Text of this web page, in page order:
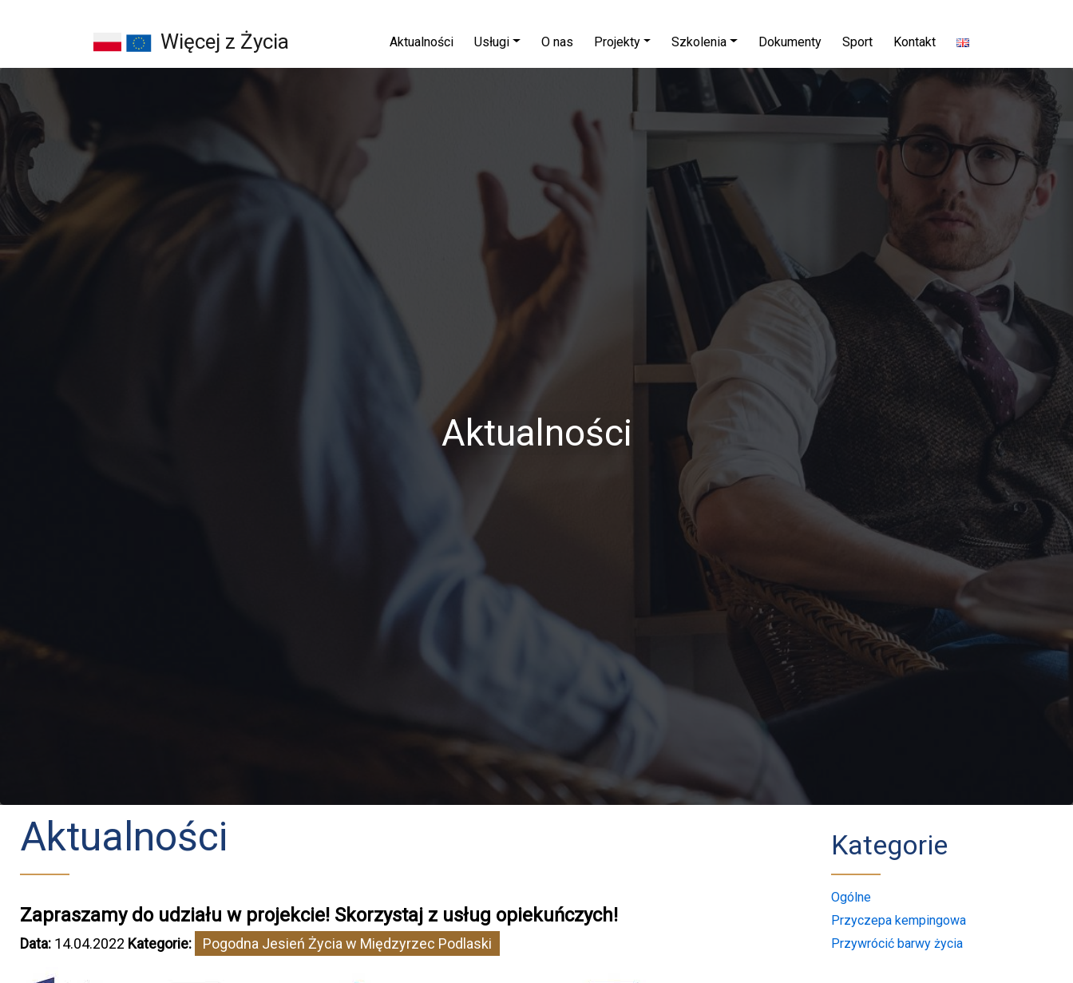
Więcej z Życia Aktualności Usługi O nas Projekty Szkolenia Dokumenty Sport Kontakt
Aktualności
Aktualności
Zapraszamy do udziału w projekcie! Skorzystaj z usług opiekuńczych!
Data: 14.04.2022 Kategorie: Pogodna Jesień Życia w Międzyrzec Podlaski
Kategorie
Ogólne
Przyczepa kempingowa
Przywrócić barwy życia